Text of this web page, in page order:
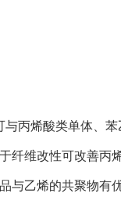
丙烯酸类单体、
纤维改性可改善
与乙烯的共聚物